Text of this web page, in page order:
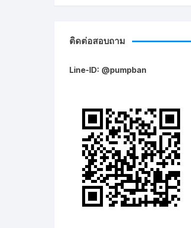
ติดต่อสอบถาม
Line-ID: @pumpban